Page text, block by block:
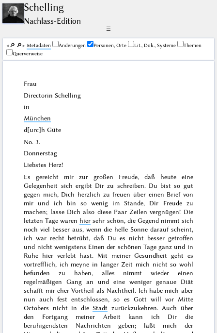
Schelling
Nachlass-Edition
☰
🔎︎ 🔎︎ Me­ta­da­ten Änderungen Personen, Orte Lit., Dok., Systeme
Themen
Querverweise
Frau
Directorin Schelling
in
München
d[urc]h Güte
No. 3.
Donnerstag
Liebstes Herz!
Es gereicht mir zur großen Freude, daß heute eine
Gelegenheit sich ergibt Dir zu schreiben. Du bist so gut
gegen mich, Dich herzlich zu freuen über einen Brief von
mir und ich bin so wenig im Stande, Dir Freude zu
machen; lasse Dich also diese Paar Zeilen vergnügen! Die
letzten Tage waren hier sehr schön, die Gegend nimmt sich
noch viel besser aus, wenn die helle Sonne darauf scheint,
ich war recht betrübt, daß Du es nicht besser getroffen
und nicht wenigstens Einen der schönen Tage ganz und in
Ruhe hier verlebt hast. Mit meiner Gesundheit geht es
vortrefflich, ich meyne in langer Zeit mich nicht so wohl
befunden zu haben, alles nimmt wieder einen
regelmäßigen Gang an und eine weniger genaue Diät
schafft mir eher Vortheil als Nachtheil. Ich habe mich aber
nun auch fest entschlossen, so es Gott will vor Mitte
Octobers nicht in die Stadt zurückzukehren. Auch über
den Fortgang meiner Arbeit kann ich Dir die
beruhigendsten Nachrichten geben; läßt mich der